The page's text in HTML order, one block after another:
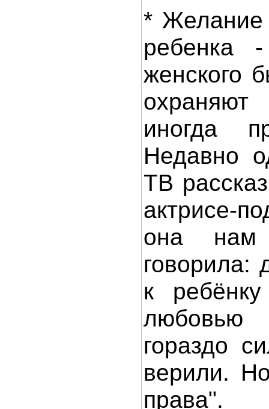
* Желание
ребенка
женского
иногда
Недавно
ТВ
актрисе-
она нам
говорила:
к
гораздо
верили.
права".